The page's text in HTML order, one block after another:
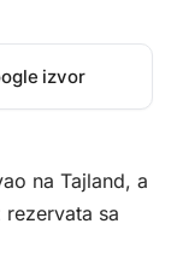
izvor
na Tajland, a
sa